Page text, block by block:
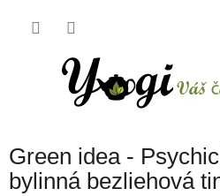
Green idea -
bylinná bezliehová